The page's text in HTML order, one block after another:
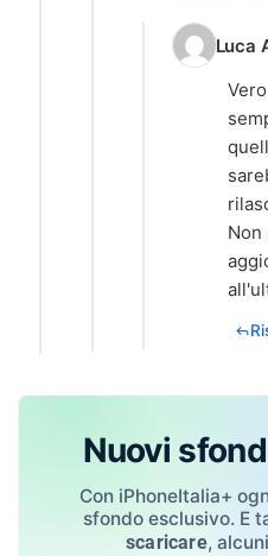
Luca
Non
Nuovi
Con iPhoneItalia+
sfondo esclusivo. E
scaricare,